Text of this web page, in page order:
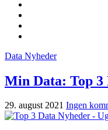
Data Nyheder
Min Data: Top 3
29. august 2021 Ingen